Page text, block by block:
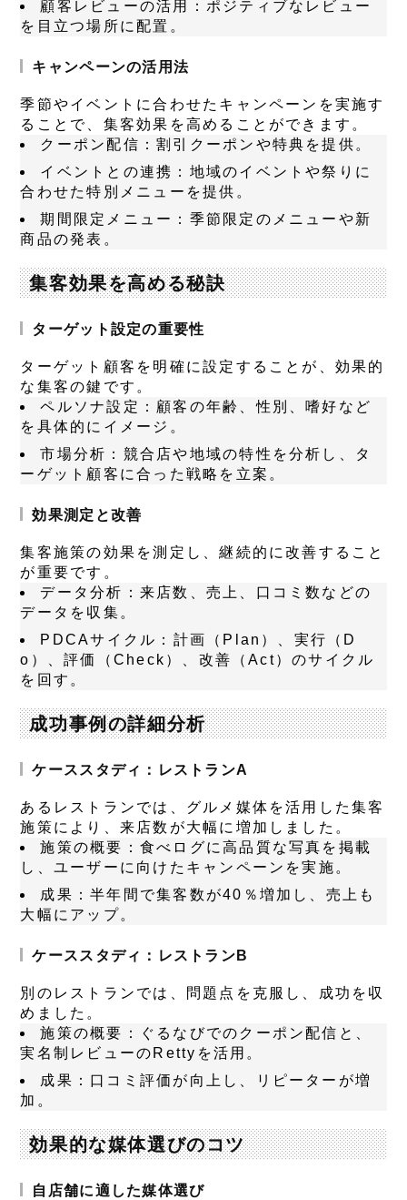
顧客レビューの活用
：ポジティブなレビュー
を目立つ場所に配置。
キャンペーンの活用法
季節やイベントに合わせたキャンペーンを実施す
ることで、集客効果を高めることができます。
クーポン配信 ：割引クーポンや特典を提供。
イベントとの連携 ：地域のイベントや祭りに
合わせた特別メニューを提供。
期間限定メニュー ：季節限定のメニューや新
商品の発表。
集客効果を高める秘訣
ターゲット設定の重要性
ターゲット顧客を明確に設定することが、効果的
な集客の鍵です。
ペルソナ設定 ：顧客の年齢、性別、嗜好など
を具体的にイメージ。
市場分析 ：競合店や地域の特性を分析し、タ
ーゲット顧客に合った戦略を立案。
効果測定と改善
集客施策の効果を測定し、継続的に改善すること
が重要です。
データ分析 ：来店数、売上、口コミ数などの
データを収集。
PDCAサイクル ：計画（Plan）、実行（D
o）、評価（Check）、改善（Act）のサイクル
を回す。
成功事例の詳細分析
ケーススタディ：レストランA
あるレストランでは、グルメ媒体を活用した集客
施策により、来店数が大幅に増加しました。
施策の概要 ：食べログに高品質な写真を掲載
し、ユーザーに向けたキャンペーンを実施。
成果 ：半年間で集客数が40％増加し、売上も
大幅にアップ。
ケーススタディ：レストランB
別のレストランでは、問題点を克服し、成功を収
めました。
施策の概要 ：ぐるなびでのクーポン配信と、
実名制レビューのRettyを活用。
成果 ：口コミ評価が向上し、リピーターが増
加。
効果的な媒体選びのコツ
自店舗に適した媒体選び